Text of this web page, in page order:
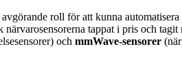
avgörande roll för att kunna
närvarosensorerna tappat i pris och
och mmWave-sensorer